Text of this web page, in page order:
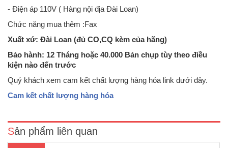
- Điện áp 110V ( Hàng nội địa Đài Loan)
Chức năng mua thêm :Fax
Xuất xứ: Đài Loan (đủ CO,CQ kèm của hãng)
Bảo hành: 12 Tháng hoặc 40.000 Bản chụp tùy theo điều
kiện nào đến trước
Quý khách xem cam kết chất lượng hàng hóa link dưới đây.
Cam kết chất lượng hàng hóa
Sản phẩm liên quan
gọn,chất lượng hình ảnh cao, giao diện tinh tế, thích hợp hệ thống,
thân thiện môi trường .Màn hình cảm ứng màu- Chức năng chuẩn: